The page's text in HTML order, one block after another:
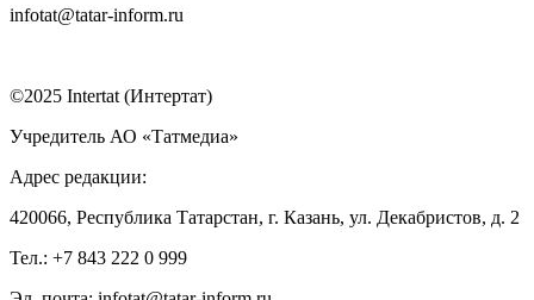
infotat@tatar-inform.ru
©2025 Intertat (Интертат)
Учредитель АО «Татмедиа»
Адрес редакции:
420066, Республика Татарстан, г. Казань, ул. Декабристов, д. 2
Тел.: +7 843 222 0 999